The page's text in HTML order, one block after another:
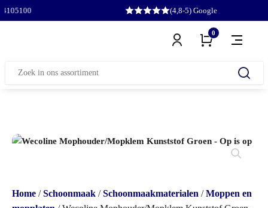
(4,8-5) Google
0
Zoeken
Home /Schoonmaak /Schoonmaakmaterialen /Moppen en